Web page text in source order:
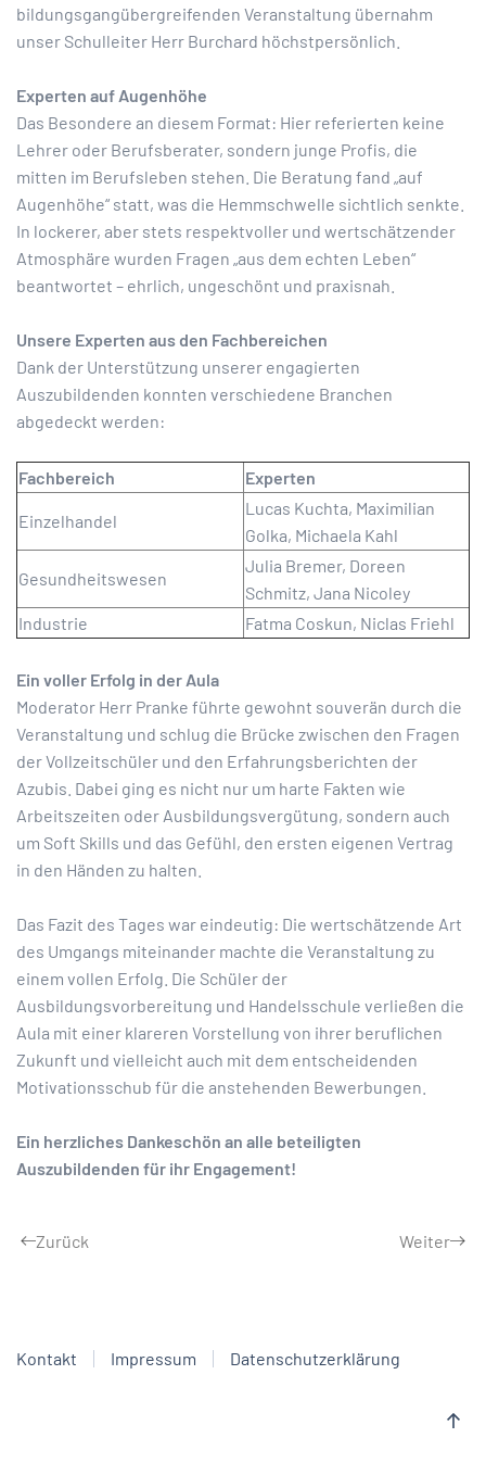
bildungsgangübergreifenden Veranstaltung übernahm
unser Schulleiter Herr Burchard höchstpersönlich.
Experten auf Augenhöhe
Das Besondere an diesem Format: Hier referierten keine
Lehrer oder Berufsberater, sondern junge Profis, die
mitten im Berufsleben stehen. Die Beratung fand „auf
Augenhöhe“ statt, was die Hemmschwelle sichtlich senkte.
In lockerer, aber stets respektvoller und wertschätzender
Atmosphäre wurden Fragen „aus dem echten Leben“
beantwortet – ehrlich, ungeschönt und praxisnah.
Unsere Experten aus den Fachbereichen
Dank der Unterstützung unserer engagierten
Auszubildenden konnten verschiedene Branchen
abgedeckt werden:
Fachbereich Experten
Einzelhandel
Lucas Kuchta, Maximilian
Golka, Michaela Kahl
Gesundheitswesen
Julia Bremer, Doreen
Schmitz, Jana Nicoley
Industrie
Fatma Coskun, Niclas Friehl
Ein voller Erfolg in der Aula
Moderator Herr Pranke führte gewohnt souverän durch die
Veranstaltung und schlug die Brücke zwischen den Fragen
der Vollzeitschüler und den Erfahrungsberichten der
Azubis. Dabei ging es nicht nur um harte Fakten wie
Arbeitszeiten oder Ausbildungsvergütung, sondern auch
um Soft Skills und das Gefühl, den ersten eigenen Vertrag
in den Händen zu halten.
Das Fazit des Tages war eindeutig: Die wertschätzende Art
des Umgangs miteinander machte die Veranstaltung zu
einem vollen Erfolg. Die Schüler der
Ausbildungsvorbereitung und Handelsschule verließen die
Aula mit einer klareren Vorstellung von ihrer beruflichen
Zukunft und vielleicht auch mit dem entscheidenden
Motivationsschub für die anstehenden Bewerbungen.
Ein herzliches Dankeschön an alle beteiligten
Auszubildenden für ihr Engagement!
Zurück Weiter
Kontakt Impressum Datenschutzerklärung